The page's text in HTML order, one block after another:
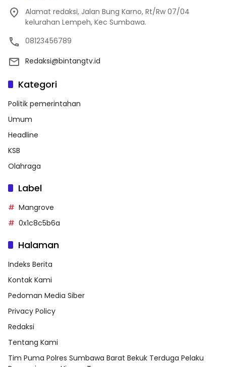
Alamat redaksi, Jalan Bung Karno, Rt/Rw 07/04
kelurahan Lempeh, Kec Sumbawa.
08123456789
Redaksi@bintangtv.id
Kategori
Politik pemerintahan
Umum
Headline
KSB
Olahraga
Label
Mangrove
0x1c8c5b6a
Halaman
Indeks Berita
Kontak Kami
Pedoman Media Siber
Privacy Policy
Redaksi
Tentang Kami
Tim Puma Polres Sumbawa Barat Bekuk Terduga Pelaku